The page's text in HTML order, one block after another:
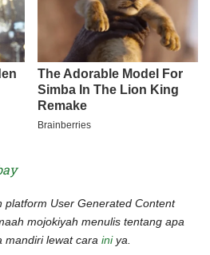
platform User Generated Content
mojokiyah menulis tentang apa
mandiri lewat cara iniya.